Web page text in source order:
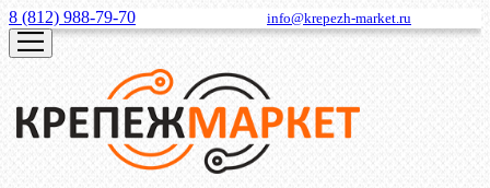
8 (812) 988-79-70 info@krepezh-market.ru